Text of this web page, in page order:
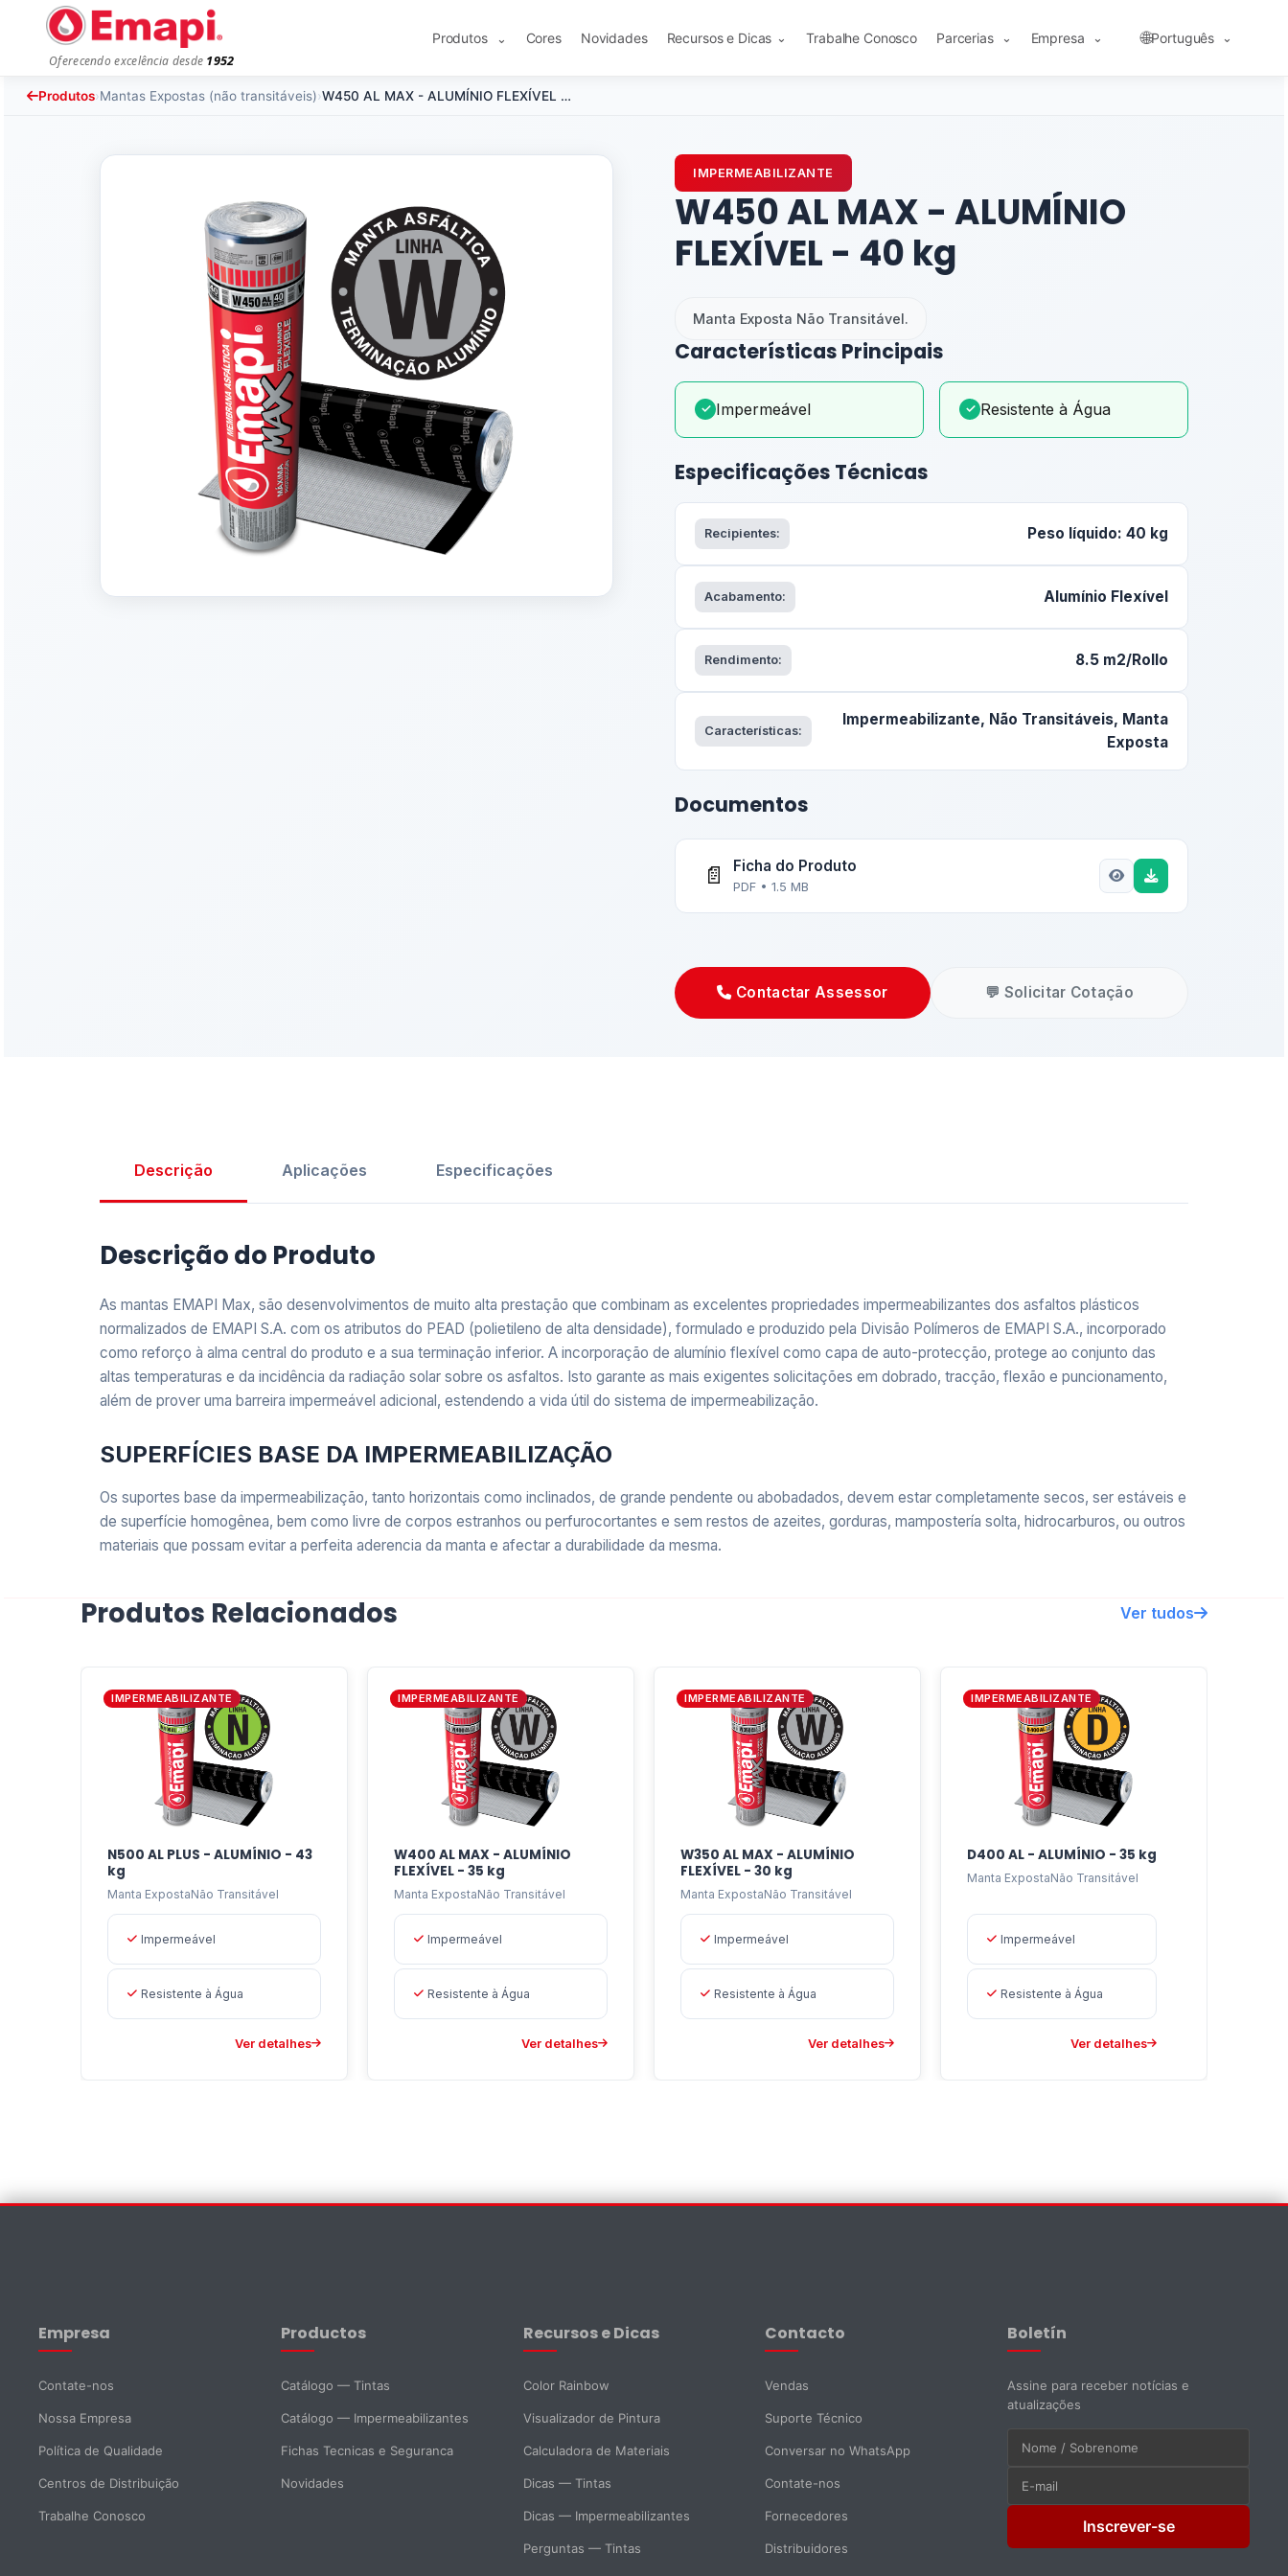
Oferecendo excelência desde 1952
Produtos ⌄ Cores Novidades Recursos e Dicas ⌄ Trabalhe Conosco Parcerias ⌄ Empresa ⌄ 🌐Português ⌄
Produtos›Mantas Expostas (não transitáveis)› W450 AL MAX - ALUMÍNIO FLEXÍVEL - 40 kg
IMPERMEABILIZANTE
W450 AL MAX - ALUMÍNIO
FLEXÍVEL - 40 kg
Manta Exposta Não Transitável.
Características Principais
✓ Impermeável ✓ Resistente à Água
Especificações Técnicas
Recipientes: Peso líquido: 40 kg
Acabamento: Alumínio Flexível
Rendimento: 8.5 m2/Rollo
Características:
Impermeabilizante, Não Transitáveis, Manta
Exposta
Documentos
📄 Ficha do Produto
PDF • 1.5 MB
Contactar Assessor 💬 Solicitar Cotação
Descrição Aplicações Especificações
Descrição do Produto
As mantas EMAPI Max, são desenvolvimentos de muito alta prestação que combinam as excelentes propriedades impermeabilizantes dos asfaltos plásticos
normalizados de EMAPI S.A. com os atributos do PEAD (polietileno de alta densidade), formulado e produzido pela Divisão Polímeros de EMAPI S.A., incorporado
como reforço à alma central do produto e a sua terminação inferior. A incorporação de alumínio flexível como capa de auto-protecção, protege ao conjunto das
altas temperaturas e da incidência da radiação solar sobre os asfaltos. Isto garante as mais exigentes solicitações em dobrado, tracção, flexão e puncionamento,
além de prover uma barreira impermeável adicional, estendendo a vida útil do sistema de impermeabilização.
SUPERFÍCIES BASE DA IMPERMEABILIZAÇÃO
Os suportes base da impermeabilização, tanto horizontais como inclinados, de grande pendente ou abobadados, devem estar completamente secos, ser estáveis e
de superfície homogênea, bem como livre de corpos estranhos ou perfurocortantes e sem restos de azeites, gorduras, mampostería solta, hidrocarburos, ou outros
materiais que possam evitar a perfeita aderencia da manta e afectar a durabilidade da mesma.
ALUMÍNIO FLEXÍVEL
O produto que você está a avaliar está especialmente recomendado para ser aplicado sobre tetos planos ou abobadados, e terraços não
transitáveis, em qualquer tipo de pendente, sejam de lousa de betão, chapas metálicas, fibrocimento, etc.
Produtos Relacionados Ver tudos
IMPERMEABILIZANTE
N500 AL PLUS - ALUMÍNIO - 43
kg
Manta ExpostaNão Transitável
Impermeável
Resistente à Água
Ver detalhes
IMPERMEABILIZANTE
W400 AL MAX - ALUMÍNIO
FLEXÍVEL - 35 kg
Manta ExpostaNão Transitável
Impermeável
Resistente à Água
Ver detalhes
IMPERMEABILIZANTE
W350 AL MAX - ALUMÍNIO
FLEXÍVEL - 30 kg
Manta ExpostaNão Transitável
Impermeável
Resistente à Água
Ver detalhes
IMPERMEABILIZANTE
D400 AL - ALUMÍNIO - 35 kg
Manta ExpostaNão Transitável
Impermeável
Resistente à Água
Ver detalhes
E-mail * Telefone
DNI * País *
Empresa
Contate-nos
Nossa Empresa
Política de Qualidade
Centros de Distribuição
Trabalhe Conosco
Productos
Catálogo — Tintas
Catálogo — Impermeabilizantes
Fichas Tecnicas e Seguranca
Novidades
Recursos e Dicas
Color Rainbow
Visualizador de Pintura
Calculadora de Materiais
Dicas — Tintas
Dicas — Impermeabilizantes
Perguntas — Tintas
Contacto
Vendas
Suporte Técnico
Conversar no WhatsApp
Contate-nos
Fornecedores
Distribuidores
Boletín
Assine para receber notícias e
atualizações
Inscrever-se